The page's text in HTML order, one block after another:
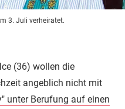
3. Juli verheiratet.
(36) wollen die
angeblich nicht mit
unter Berufung auf einen